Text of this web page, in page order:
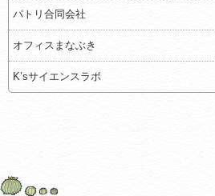
パトリ合同会社
オフィスまなぶき
K’sサイエンスラボ